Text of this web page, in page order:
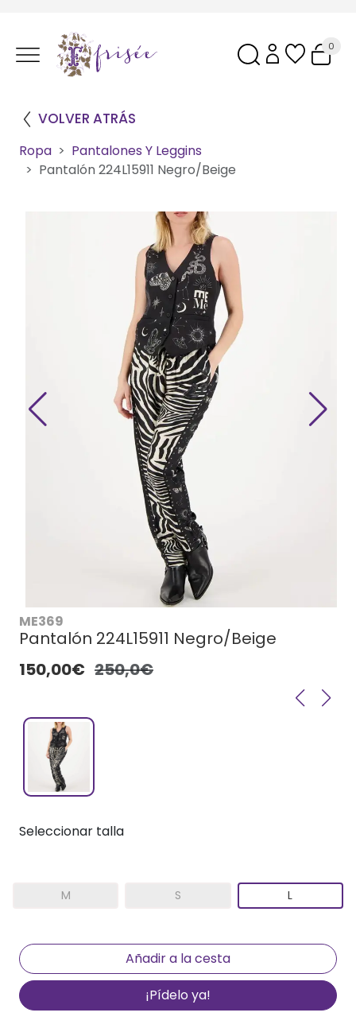
0
VOLVER ATRÁS
Ropa
Pantalones Y Leggins
Pantalón 224L15911 Negro/Beige
ME369
Pantalón 224L15911 Negro/Beige
150,00€ 250,0€
Seleccionar talla
M S L
¡Pídelo ya!